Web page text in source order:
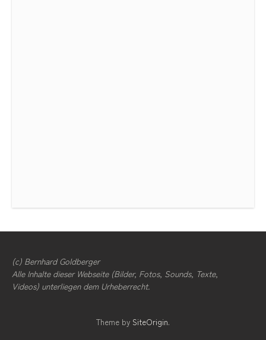
(c) Bernhard Goldberger
Alle Inhalte dieser Webseite (Bilder, Fotos, Sounds, Texte,
Videos) unterliegen dem Urheberrecht.
Theme by SiteOrigin.